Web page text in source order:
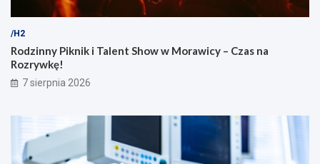
/H2
Rodzinny Piknik i Talent Show w Morawicy – Czas na
Rozrywkę!
7 sierpnia 2026